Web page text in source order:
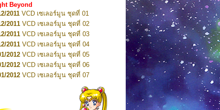
2016DVD เซเลอร์มูน คริสตัล VOL.2
2016 DVD เซเลอร์มูน คริสตัล VOL.3
2016 DVD เซเลอร์มูน คริสตัล VOL.4
2016 DVD เซเลอร์มูน คริสตัล VOL.5
2016 DVD เซเลอร์มูน คริสตัล VOL.6
2016DVD เซเลอร์มูน คริสตัล VOL.7
2016DVD เซเลอร์มูน คริสตัล VOL.8
2017 DVD เซเลอร์มูน คริสตัล Box-Set
Beyond
2011 VCD เซเลอร์มูน ชุดที่ 01
2011 VCD เซเลอร์มูน ชุดที่ 02
2011 VCD เซเลอร์มูน ชุดที่ 03
2011 VCD เซเลอร์มูน ชุดที่ 04
2012 VCD เซเลอร์มูน ชุดที่ 05
2012 VCD เซเลอร์มูน ชุดที่ 06
2012 VCD เซเลอร์มูน ชุดที่ 07
VCD เซเลอร์มูน ชุดที่ 08
VCD เซเลอร์มูน ชุดที่ 09
VCD เซเลอร์มูน ชุดที่ 10